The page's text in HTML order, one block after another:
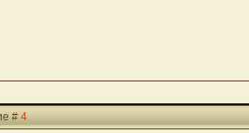
#4